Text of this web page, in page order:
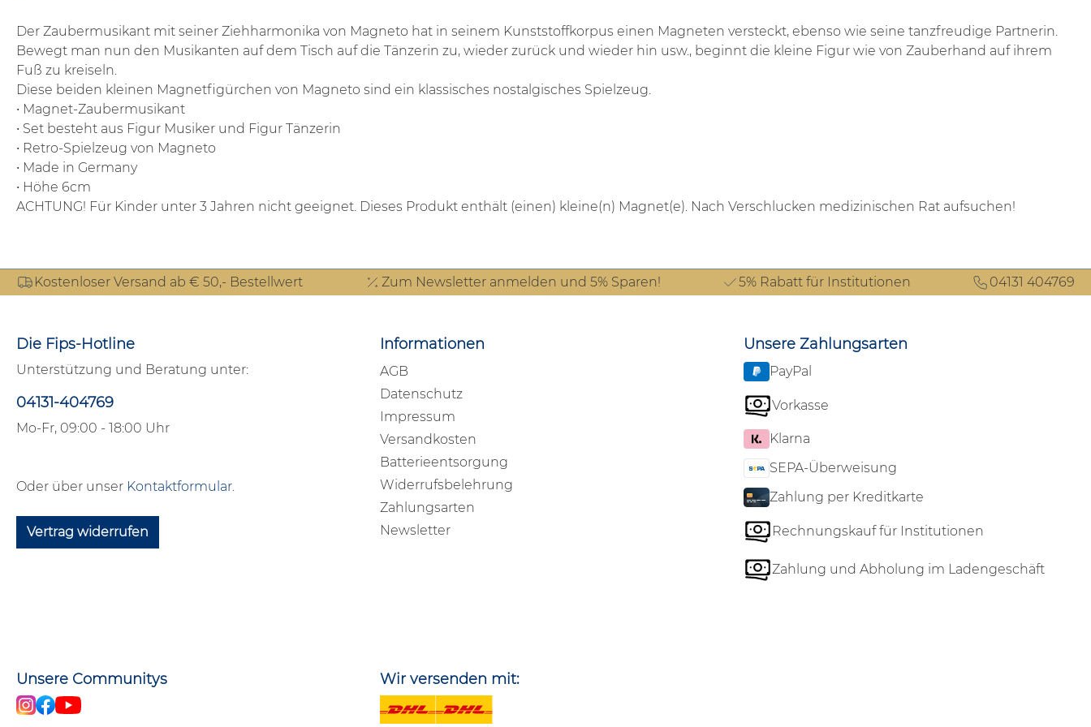
Der Zaubermusikant mit seiner Ziehharmonika von Magneto hat in seinem Kunststoffkorpus einen Magneten versteckt, ebenso wie seine tanzfreudige Partnerin.
Bewegt man nun den Musikanten auf dem Tisch auf die Tänzerin zu, wieder zurück und wieder hin usw., beginnt die kleine Figur wie von Zauberhand auf ihrem
Fuß zu kreiseln.
Diese beiden kleinen Magnetfigürchen von Magneto sind ein klassisches nostalgisches Spielzeug.
• Magnet-Zaubermusikant
• Set besteht aus Figur Musiker und Figur Tänzerin
• Retro-Spielzeug von Magneto
• Made in Germany
• Höhe 6cm
ACHTUNG! Für Kinder unter 3 Jahren nicht geeignet. Dieses Produkt enthält (einen) kleine(n) Magnet(e). Nach Verschlucken medizinischen Rat aufsuchen!
Kostenloser Versand ab € 50,- Bestellwert Zum Newsletter anmelden und 5% Sparen! 5% Rabatt für Institutionen 04131 404769
Die Fips-Hotline
Unterstützung und Beratung unter:
04131-404769
Mo-Fr, 09:00 - 18:00 Uhr
Oder über unser Kontaktformular.
Vertrag widerrufen
Informationen
AGB
Datenschutz
Impressum
Versandkosten
Batterieentsorgung
Widerrufsbelehrung
Zahlungsarten
Newsletter
Unsere Zahlungsarten
PayPal
Vorkasse
Klarna
SEPA-Überweisung
Zahlung per Kreditkarte
Rechnungskauf für Institutionen
Zahlung und Abholung im Ladengeschäft
Unsere Communitys Wir versenden mit: